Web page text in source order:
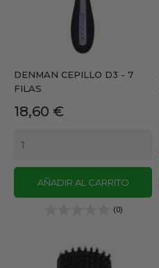
DENMAN CEPILLO D3 - 7
FILAS
Precio
18,60 €
AÑADIR AL CARRITO
(0)